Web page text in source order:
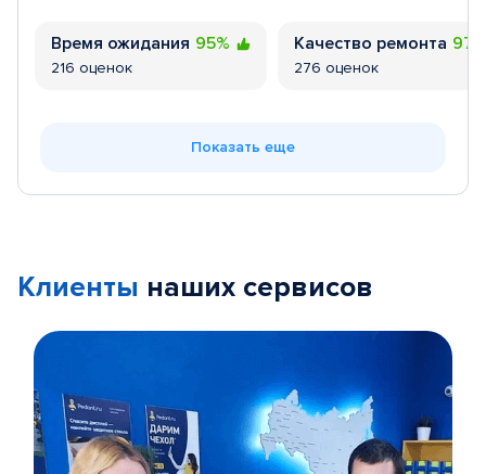
Время ожидания 95%
216 оценок
Качество ремонта
276 оценок
Показать еще
Клиенты наших сервисов